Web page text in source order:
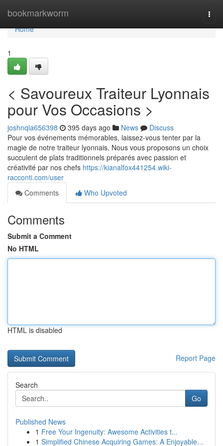
bookmarkworm
Home
Home
1
< Savoureux Traiteur Lyonnais
pour Vos Occasions >
joshnqla656398 395 days ago News
Discuss
Pour vos événements mémorables, laissez-vous tenter par la
magie de notre traiteur lyonnais. Nous vous proposons un choix
succulent de plats traditionnels préparés avec passion et
créativité par nos chefs https://kianalfox441254.wiki-
racconti.com/user
Comments
Who Upvoted
Comments
Submit a Comment
No HTML
HTML is disabled
Report Page
Search
Go
Published News
1 Free Your Ingenuity: Awesome Activities t...
1 Simplified Chinese Acquiring Games: A Enjoyable...